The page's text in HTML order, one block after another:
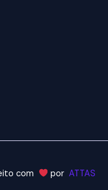
com por ATTAS